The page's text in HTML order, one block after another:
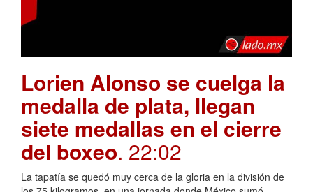
Lorien Alonso se cuelga la
medalla de plata, llegan
siete medallas en el cierre
del boxeo. 22:02
La tapatía se quedó muy cerca de la gloria en la división de